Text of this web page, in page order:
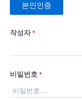
본인인증
작성자 *
비밀번호 *